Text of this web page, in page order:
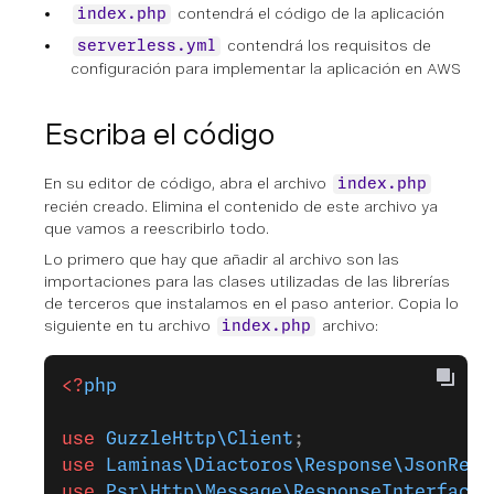
index.php contendrá el código de la aplicación
serverless.yml
contendrá los requisitos de
configuración para implementar la aplicación en AWS
Escriba el código
En su editor de código, abra el archivo index.php
recién creado. Elimina el contenido de este archivo ya
que vamos a reescribirlo todo.
Lo primero que hay que añadir al archivo son las
importaciones para las clases utilizadas de las librerías
de terceros que instalamos en el paso anterior. Copia lo
siguiente en tu archivo
index.php archivo:
<?php
use GuzzleHttp\Client ;
use